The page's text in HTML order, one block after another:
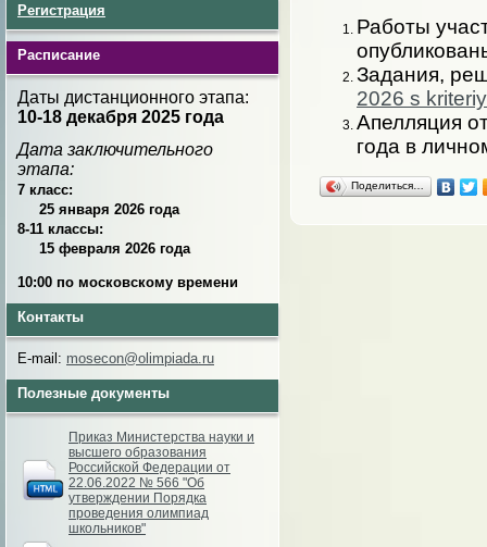
Регистрация
Расписание
Даты дистанционного этапа:
10-18 декабря 2025 года
Дата заключительного
этапа:
7 класс:
25 января 2026 года
8-11 классы:
15 февраля 2026 года
10:00 по московскому времени
Контакты
E-mail: mosecon@olimpiada.ru
Полезные документы
Приказ Министерства науки и
высшего образования
Российской Федерации от
22.06.2022 № 566 "Об
утверждении Порядка
проведения олимпиад
школьников"
Работы
Задания,
2026 s
Апелляция
года в
Поделиться…